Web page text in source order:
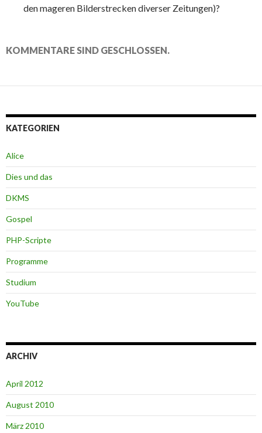
den mageren Bilderstrecken diverser Zeitungen)?
KOMMENTARE SIND GESCHLOSSEN.
KATEGORIEN
Alice
Dies und das
DKMS
Gospel
PHP-Scripte
Programme
Studium
YouTube
ARCHIV
April 2012
August 2010
März 2010